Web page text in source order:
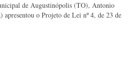
de Augustinópolis (TO), Antonio
apresentou o Projeto de Lei nº 4, de 23 de